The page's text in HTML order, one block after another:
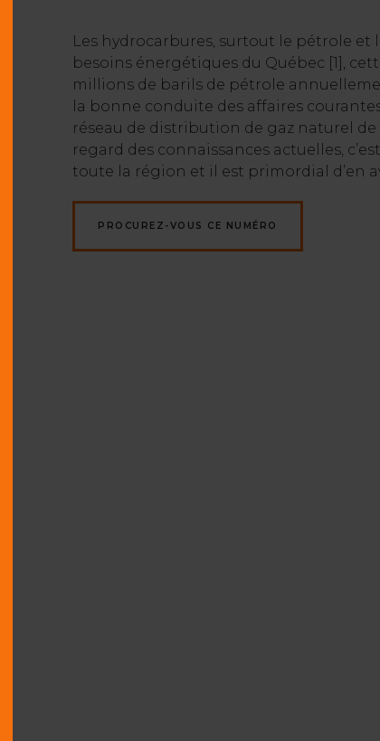
Les hydrocarbures, surtout le pétrole et
besoins énergétiques du Québec [1],
millions de barils de pétrole
la bonne conduite des affaires
réseau de distribution de gaz naturel
regard des connaissances actuelles,
toute la région et il est primordial d’en
PROCUREZ-VOUS CE NUMÉRO